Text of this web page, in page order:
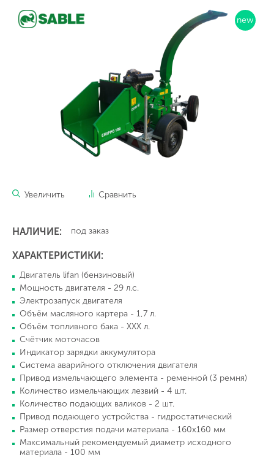
new
Увеличить Сравнить
НАЛИЧИЕ: под заказ
ХАРАКТЕРИСТИКИ:
Двигатель lifan (бензиновый)
Мощность двигателя - 29 л.с.
Электрозапуск двигателя
Объём масляного картера - 1,7 л.
Объём топливного бака - ХХХ л.
Счётчик моточасов
Индикатор зарядки аккумулятора
Система аварийного отключения двигателя
Привод измельчающего элемента - ременной (3 ремня)
Количество измельчающих лезвий - 4 шт.
Количество подающих валиков - 2 шт.
Привод подающего устройства - гидростатический
Размер отверстия подачи материала - 160х160 мм
Максимальный рекомендуемый диаметр исходного
материала - 100 мм